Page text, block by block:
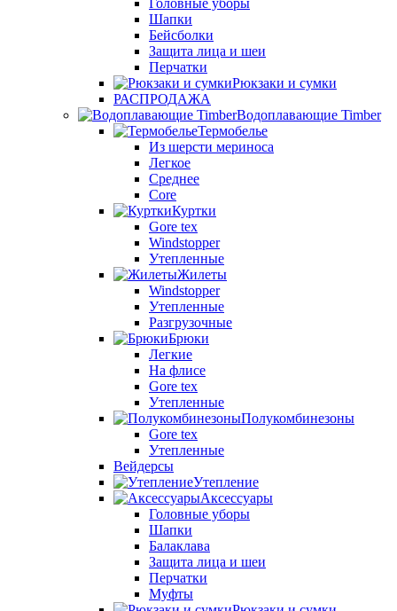
Головные уборы
Шапки
Бейсболки
Защита лица и шеи
Перчатки
Рюкзаки и сумки
РАСПРОДАЖА
Водоплавающие Timber
Термобелье
Из шерсти мериноса
Легкое
Среднее
Core
Куртки
Gore tex
Windstopper
Утепленные
Жилеты
Windstopper
Утепленные
Разгрузочные
Брюки
Легкие
На флисе
Gore tex
Утепленные
Полукомбинезоны
Gore tex
Утепленные
Вейдерсы
Утепление
Аксессуары
Головные уборы
Шапки
Балаклава
Защита лица и шеи
Перчатки
Муфты